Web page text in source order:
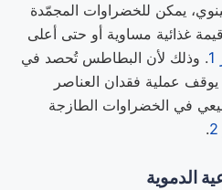
يمكن للخضراوات المجمّدة
غذائية مساوية أو حتى أعلى
. وذلك لأن البطاطس تُحصد في
عملية فقدان العناصر
في الخضراوات الطازجة
.